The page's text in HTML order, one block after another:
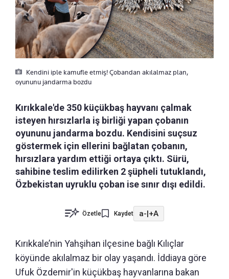
Kendini iple kamufle etmiş! Çobandan akılalmaz plan,
oyununu jandarma bozdu
Kırıkkale'de 350 küçükbaş hayvanı çalmak
isteyen hırsızlarla iş birliği yapan çobanın
oyununu jandarma bozdu. Kendisini suçsuz
göstermek için ellerini bağlatan çobanın,
hırsızlara yardım ettiği ortaya çıktı. Sürü,
sahibine teslim edilirken 2 şüpheli tutuklandı,
Özbekistan uyruklu çoban ise sınır dışı edildi.
Özetle Kaydet a-|+A
Kırıkkale’nin Yahşihan ilçesine bağlı Kılıçlar
köyünde akılalmaz bir olay yaşandı. İddiaya göre
Ufuk Özdemir'in küçükbaş hayvanlarına bakan